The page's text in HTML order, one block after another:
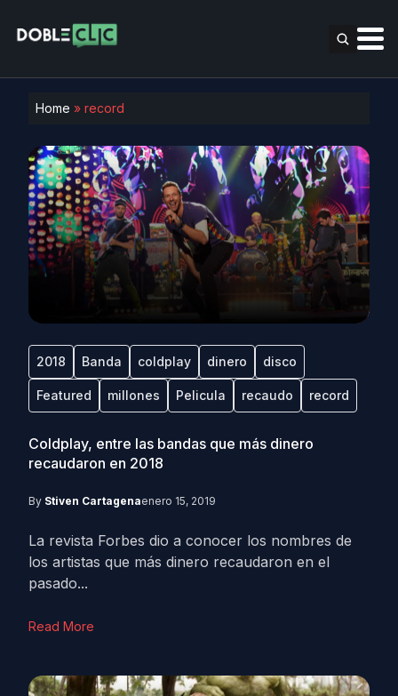
Home » record
2018 Banda coldplay dinero disco
Featured millones Pelicula recaudo record
Coldplay, entre las bandas que más dinero
recaudaron en 2018
By Stiven Cartagenaenero 15, 2019
La revista Forbes dio a conocer los nombres de
los artistas que más dinero recaudaron en el
pasado...
Read More